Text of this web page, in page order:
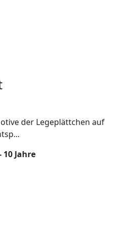
der Legeplättchen auf
10 Jahre